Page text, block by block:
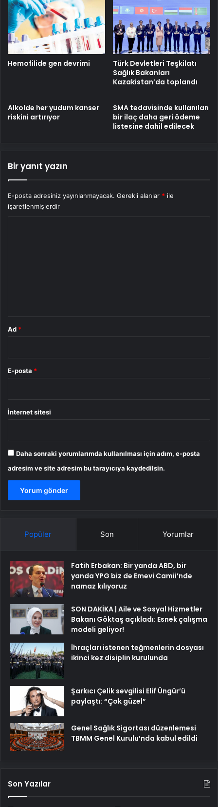
Hemofilide gen devrimi
Türk Devletleri Teşkilatı
Sağlık Bakanları
Kazakistan’da toplandı
Alkolde her yudum kanser
riskini artırıyor
SMA tedavisinde kullanılan
bir ilaç daha geri ödeme
listesine dahil edilecek
Bir yanıt yazın
E-posta adresiniz yayınlanmayacak. Gerekli alanlar * ile
işaretlenmişlerdir
Ad *
E-posta *
İnternet sitesi
Daha sonraki yorumlarımda kullanılması için adım, e-posta
adresim ve site adresim bu tarayıcıya kaydedilsin.
Popüler Son Yorumlar
Fatih Erbakan: Bir yanda ABD, bir
yanda YPG biz de Emevi Camii’nde
namaz kılıyoruz
SON DAKİKA | Aile ve Sosyal Hizmetler
Bakanı Göktaş açıkladı: Esnek çalışma
modeli geliyor!
İhraçları istenen teğmenlerin dosyası
ikinci kez disiplin kurulunda
Şarkıcı Çelik sevgilisi Elif Üngür’ü
paylaştı: “Çok güzel”
Genel Sağlık Sigortası düzenlemesi
TBMM Genel Kurulu’nda kabul edildi
Son Yazılar